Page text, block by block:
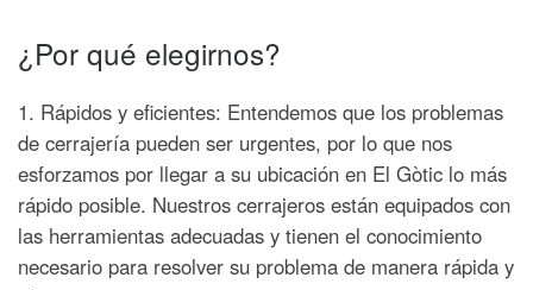
¿Por qué elegirnos?
1. Rápidos y eficientes: Entendemos que los problemas
de cerrajería pueden ser urgentes, por lo que nos
esforzamos por llegar a su ubicación en El Gòtic lo más
rápido posible. Nuestros cerrajeros están equipados con
las herramientas adecuadas y tienen el conocimiento
necesario para resolver su problema de manera rápida y